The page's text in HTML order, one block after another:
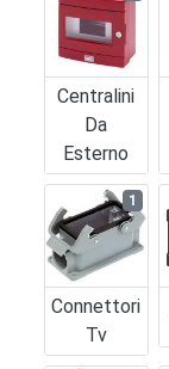
Centralini
Da
Esterno
Connettori
Tv
1